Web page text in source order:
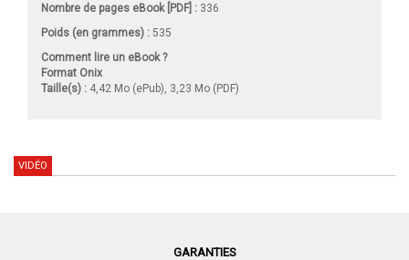
Nombre de pages eBook [PDF] : 336
Poids (en grammes) : 535
Comment lire un eBook ?
Format Onix
Taille(s) : 4,42 Mo (ePub), 3,23 Mo (PDF)
VIDÉO
GARANTIES